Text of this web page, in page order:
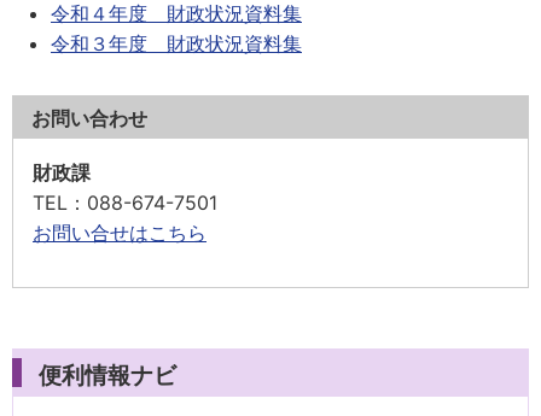
令和４年度 財政状況資料集
令和３年度 財政状況資料集
お問い合わせ
財政課
TEL ：088-674-7501
お問い合せはこちら
便利情報ナビ